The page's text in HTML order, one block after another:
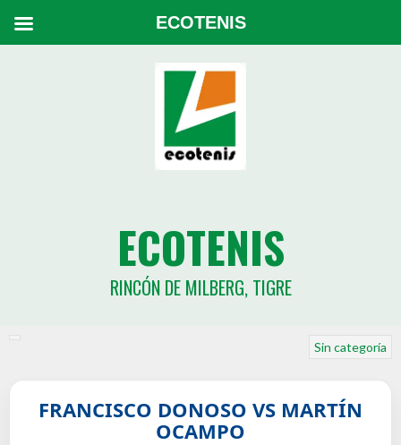
ECOTENIS
RINCÓN DE MILBERG, TIGRE
Sin categoría
FRANCISCO DONOSO VS MARTÍN
OCAMPO
ECOTENIS